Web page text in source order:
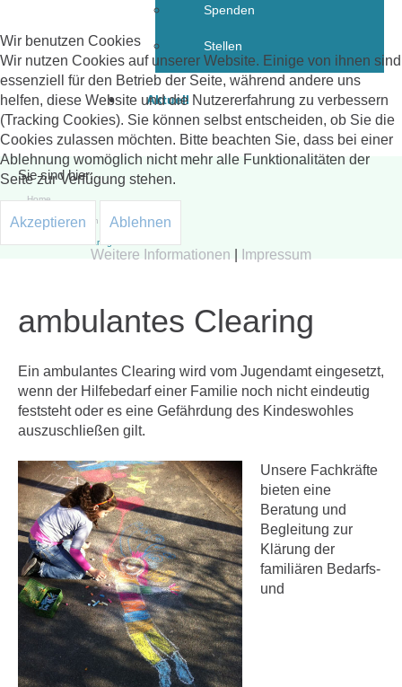
Spenden
Stellen
Aktuell
Sie sind hier:
Home
individuelle Hilfen
ambulantes Clearing
ambulantes Clearing
Ein ambulantes Clearing wird vom Jugendamt eingesetzt,
wenn der Hilfebedarf einer Familie noch nicht eindeutig
feststeht oder es eine Gefährdung des Kindeswohles
auszuschließen gilt.
Unsere Fachkräfte
bieten eine
Beratung und
Begleitung zur
Klärung der
familiären Bedarfs-
und
Wir benutzen Cookies
Wir nutzen Cookies auf unserer Website. Einige von ihnen sind
essenziell für den Betrieb der Seite, während andere uns
helfen, diese Website und die Nutzererfahrung zu verbessern
(Tracking Cookies). Sie können selbst entscheiden, ob Sie die
Cookies zulassen möchten. Bitte beachten Sie, dass bei einer
Ablehnung womöglich nicht mehr alle Funktionalitäten der
Seite zur Verfügung stehen.
Akzeptieren Ablehnen
Weitere Informationen Impressum